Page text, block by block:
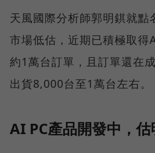
天風國際分析師郭明錤就點
市場低估，近期已積極取得
約1萬台訂單，且訂單還在
出貨8,000台至1萬台左右。
AI PC產品開發中，